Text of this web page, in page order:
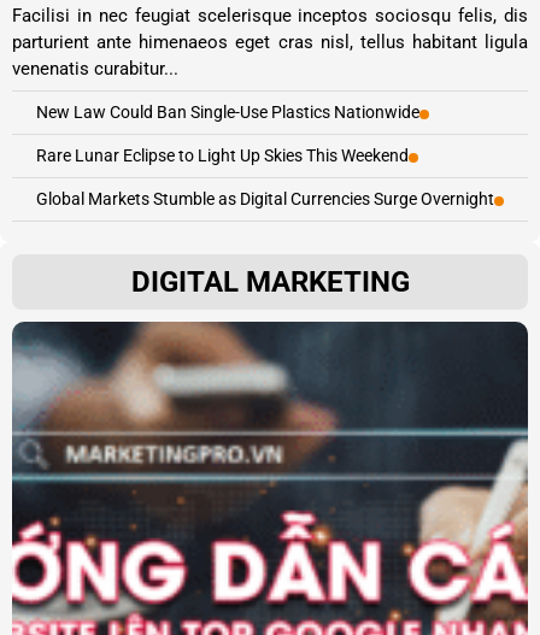
Facilisi in nec feugiat scelerisque inceptos sociosqu felis, dis
parturient ante himenaeos eget cras nisl, tellus habitant ligula
venenatis curabitur...
New Law Could Ban Single-Use Plastics Nationwide
Rare Lunar Eclipse to Light Up Skies This Weekend
Global Markets Stumble as Digital Currencies Surge Overnight
DIGITAL MARKETING